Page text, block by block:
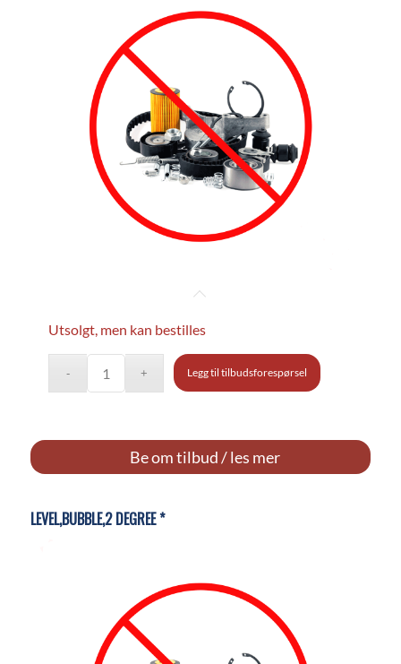
Utsolgt, men kan bestilles
Legg til tilbudsforespørsel
Be om tilbud / les mer
LEVEL,BUBBLE,2 DEGREE *